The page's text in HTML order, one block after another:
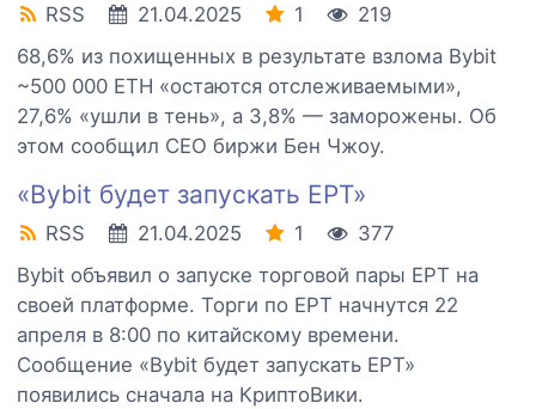
RSS 21.04.2025 1
219
68,6% из похищенных в результате взлома Bybit
~500 000 ETH «остаются отслеживаемыми»,
27,6% «ушли в тень», а 3,8% — заморожены. Об
этом сообщил CEO биржи Бен Чжоу.
«Bybit будет запускать EPT»
RSS 21.04.2025 1
377
Bybit объявил о запуске торговой пары EPT на
своей платформе. Торги по EPT начнутся 22
апреля в 8:00 по китайскому времени.
Сообщение «Bybit будет запускать EPT»
появились сначала на КриптоВики.